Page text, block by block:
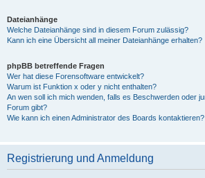
Dateianhänge
Welche Dateianhänge sind in diesem Forum zulässig?
Kann ich eine Übersicht all meiner Dateianhänge erhalten?
phpBB betreffende Fragen
Wer hat diese Forensoftware entwickelt?
Warum ist Funktion x oder y nicht enthalten?
An wen soll ich mich wenden, falls es Beschwerden oder
Forum gibt?
Wie kann ich einen Administrator des Boards kontaktieren?
Registrierung und Anmeldung